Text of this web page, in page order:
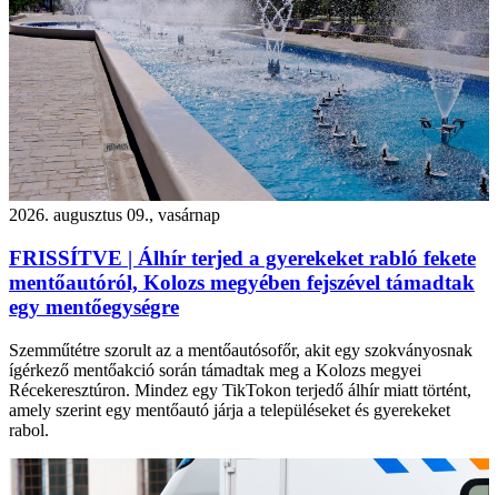
2026. augusztus 09., vasárnap
FRISSÍTVE | Álhír terjed a gyerekeket rabló fekete
mentőautóról, Kolozs megyében fejszével támadtak
egy mentőegységre
Szemműtétre szorult az a mentőautósofőr, akit egy szokványosnak
ígérkező mentőakció során támadtak meg a Kolozs megyei
Récekeresztúron. Mindez egy TikTokon terjedő álhír miatt történt,
amely szerint egy mentőautó járja a településeket és gyerekeket
rabol.